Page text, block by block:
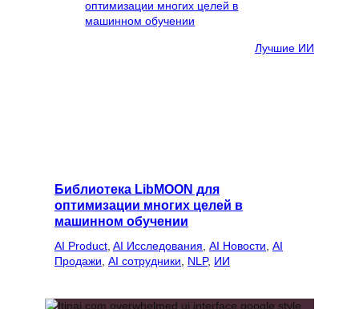
Лучшие ИИ
Библиотека LibMOON для
оптимизации многих целей в
машинном обучении
AI Product AI Исследования AI Новости AI
Продажи AI сотрудники NLP, ИИ